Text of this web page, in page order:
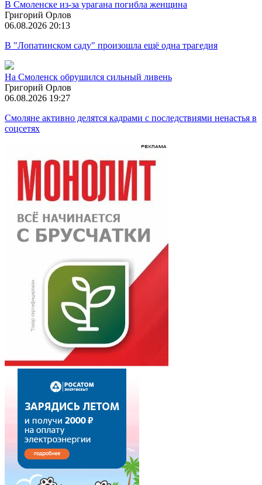
В Смоленске из-за урагана погибла женщина
Григорий Орлов
06.08.2026 20:13
В "Лопатинском саду" произошла ещё одна трагедия
На Смоленск обрушился сильный ливень
Григорий Орлов
06.08.2026 19:27
Смоляне активно делятся кадрами с последствиями ненастья в
соцсетях